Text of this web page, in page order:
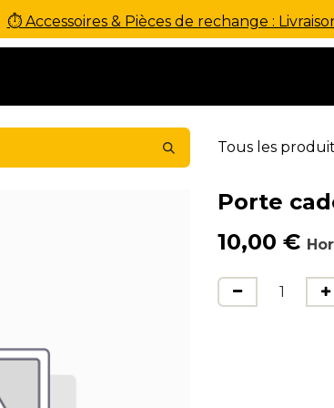
⏱ Accessoires & Pièces de rechange :
Tous les
Porte
10,00 €